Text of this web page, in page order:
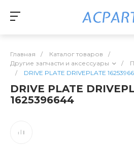
Главная / Каталог товаров
/
Другие запчасти и аксессуары
/
/
DRIVE PLATE DRIVEPLATE
DRIVE PLATE
1625396644